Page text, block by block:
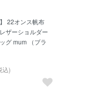
22オンス帆布
ザーショルダー
グ mum （ブラ
込)